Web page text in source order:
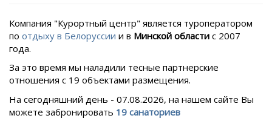
Компания "Курортный центр" является туроператором
по отдыху в Белоруссии и в Минской области с 2007
года.
За это время мы наладили тесные партнерские
отношения с 19 объектами размещения.
На сегодняшний день - 07.08.2026, на нашем сайте Вы
можете забронировать 19 санаториев